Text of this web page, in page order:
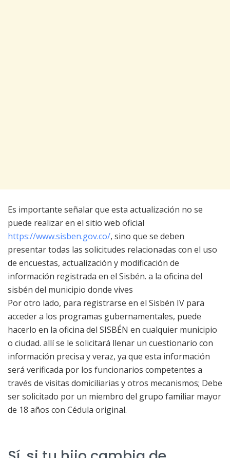
Es importante señalar que esta actualización no se
puede realizar en el sitio web oficial
https://www.sisben.gov.co/, sino que se deben
presentar todas las solicitudes relacionadas con el uso
de encuestas, actualización y modificación de
información registrada en el Sisbén. a la oficina del
sisbén del municipio donde vives
Por otro lado, para registrarse en el Sisbén IV para
acceder a los programas gubernamentales, puede
hacerlo en la oficina del SISBÉN en cualquier municipio
o ciudad. allí se le solicitará llenar un cuestionario con
información precisa y veraz, ya que esta información
será verificada por los funcionarios competentes a
través de visitas domiciliarias y otros mecanismos; Debe
ser solicitado por un miembro del grupo familiar mayor
de 18 años con Cédula original.